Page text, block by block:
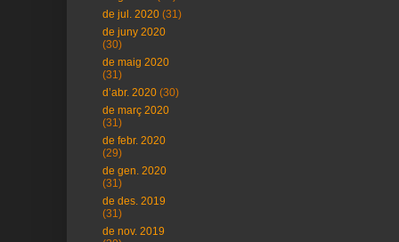
de jul. 2020 (31)
de juny 2020
(30)
de maig 2020
(31)
d’abr. 2020 (30)
de març 2020
(31)
de febr. 2020
(29)
de gen. 2020
(31)
de des. 2019
(31)
de nov. 2019